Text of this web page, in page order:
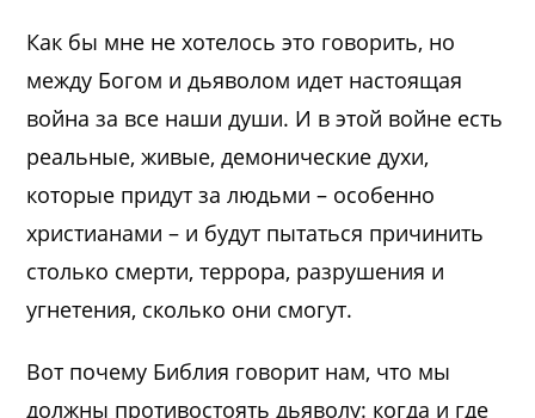
Как бы мне не хотелось это говорить, но
между Богом и дьяволом идет настоящая
война за все наши души. И в этой войне есть
реальные, живые, демонические духи,
которые придут за людьми – особенно
христианами – и будут пытаться причинить
столько смерти, террора, разрушения и
угнетения, сколько они смогут.
Вот почему Библия говорит нам, что мы
должны противостоять дьяволу: когда и где